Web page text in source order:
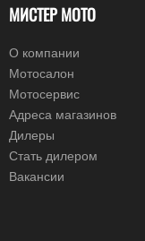
МИСТЕР МОТО
О компании
Мотосалон
Мотосервис
Адреса магазинов
Дилеры
Стать дилером
Вакансии